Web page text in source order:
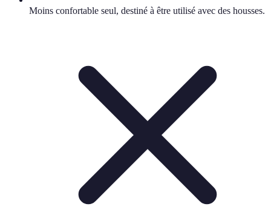
Moins confortable seul, destiné à être utilisé avec des housses.